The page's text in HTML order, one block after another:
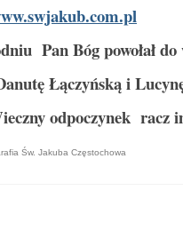
Pan Bóg powołał
Łączyńską i
odpoczynek racz
Św. Jakuba Częstochowa